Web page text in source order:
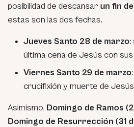
posibilidad de descansar un fin
estas son las dos fechas.
Jueves Santo 28 de marzo:
última cena de Jesús con
Viernes Santo 29 de marzo
crucifixión y muerte de
Asimismo, Domingo de Ramos
Domingo de Resurrección (31